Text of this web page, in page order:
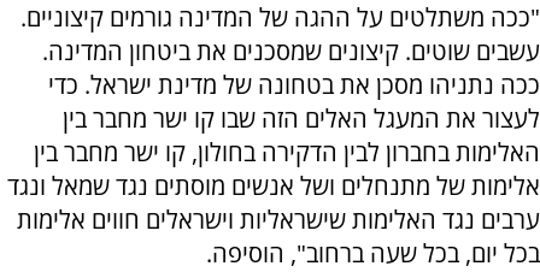
"ככה משתלטים על ההגה של המדינה גורמים קיצוניים.
עשבים שוטים. קיצונים שמסכנים את ביטחון המדינה.
ככה נתניהו מסכן את בטחונה של מדינת ישראל. כדי
לעצור את המעגל האלים הזה שבו קו ישר מחבר בין
האלימות בחברון לבין הדקירה בחולון, קו ישר מחבר בין
אלימות של מתנחלים ושל אנשים מוסתים נגד שמאל ונגד
ערבים נגד האלימות שישראליות וישראלים חווים אלימות
בכל יום, בכל שעה ברחוב", הוסיפה.